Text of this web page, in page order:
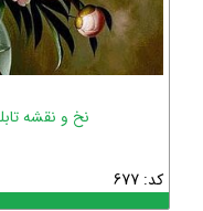
نخ و نقشه
کد: 677